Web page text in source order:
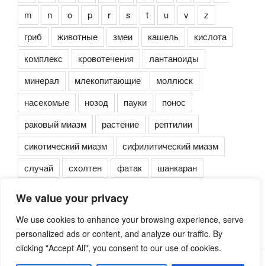
We value your privacy
We use cookies to enhance your browsing experience, serve
personalized ads or content, and analyze our traffic. By
clicking "Accept All", you consent to our use of cookies.
m
n o p r s t u v
z
гриб
животные змеи кашель
кислота
комплекс
кровотечения
лантаноиды
минерал
млекопитающие
моллюск
насекомые
нозод пауки
понос
раковый миазм
растение
рептилии
сикотический миазм
сифилитический миазм
случай
схолтен фатак шанкаран